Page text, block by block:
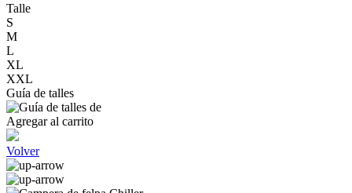
Talle
S
M
L
XL
XXL
Guía de talles
Agregar al carrito
Volver